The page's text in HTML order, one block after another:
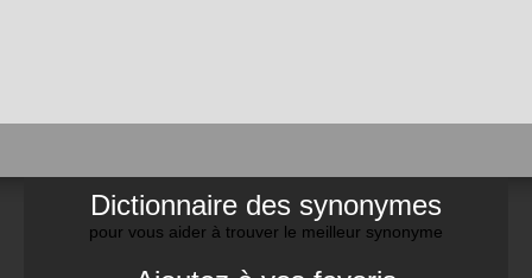
Dictionnaire des synonymes
pour vous aider à trouver le meilleur synonyme